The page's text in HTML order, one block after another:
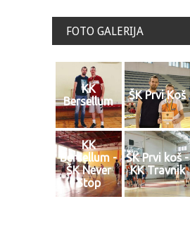
FOTO GALERIJA
KK
Bersellum
ŠK Prvi Koš
KK
Bersellum -
ŠK Never
Stop
ŠK Prvi koš -
KK Travnik